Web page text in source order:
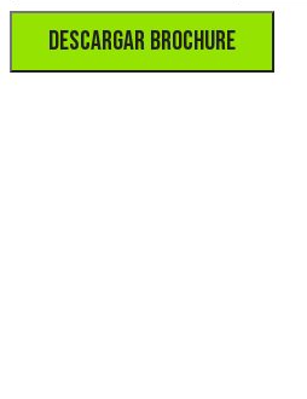
Descargar Brochure